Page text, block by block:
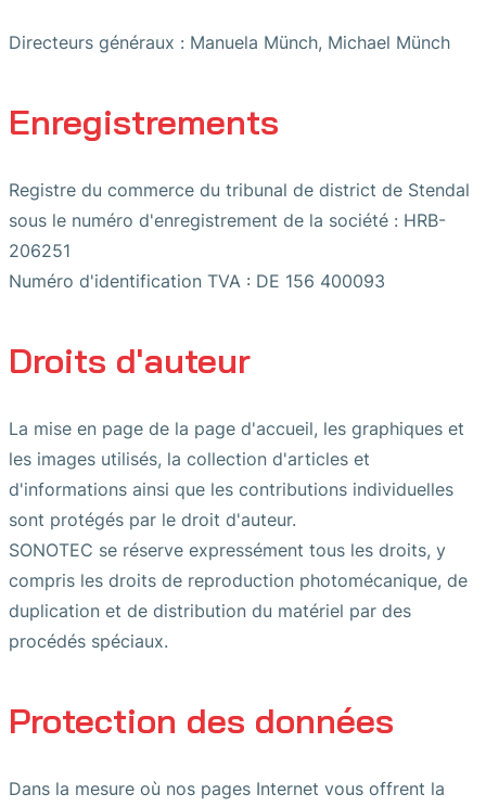
Directeurs généraux : Manuela Münch, Michael Münch
Enregistrements
Registre du commerce du tribunal de district de Stendal
sous le numéro d'enregistrement de la société : HRB-
206251
Numéro d'identification TVA : DE 156 400093
Droits d'auteur
La mise en page de la page d'accueil, les graphiques et
les images utilisés, la collection d'articles et
d'informations ainsi que les contributions individuelles
sont protégés par le droit d'auteur.
SONOTEC se réserve expressément tous les droits, y
compris les droits de reproduction photomécanique, de
duplication et de distribution du matériel par des
procédés spéciaux.
Protection des données
Dans la mesure où nos pages Internet vous offrent la